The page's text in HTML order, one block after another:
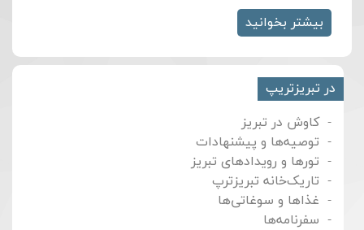
بیشتر بخوانید
در تبریزتریپ
کاوش در تبریز
توصیه‌ها و پیشنهادات
تورها و رویدادهای تبریز
تاریک‌خانه تبریزترپ
غذاها و سوغاتی‌ها
سفرنامه‌ها